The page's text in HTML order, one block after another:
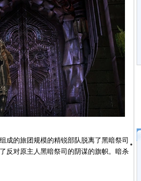
成的旅团规模的精锐部队脱离了黑暗祭司
反对原主人黑暗祭司的阴谋的旗帜。暗杀